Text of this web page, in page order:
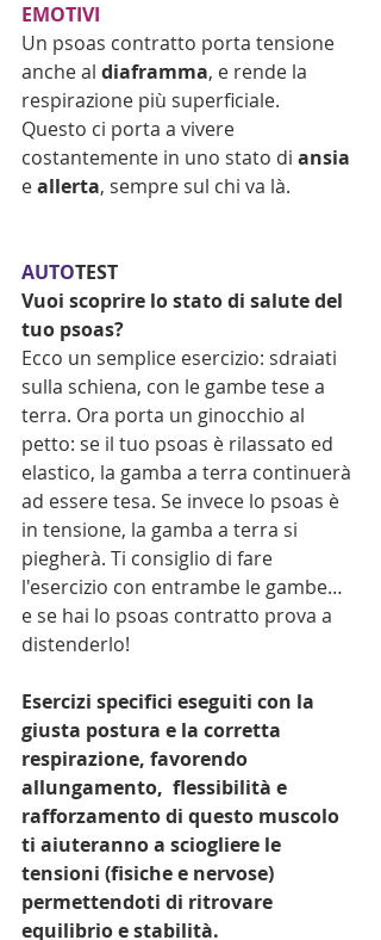
EMOTIVI
Un psoas contratto porta tensione
anche al diaframma, e rende la
respirazione più superficiale.
Questo ci porta a vivere
costantemente in uno stato di ansia
e allerta, sempre sul chi va là.
AUTOTEST
Vuoi scoprire lo stato di salute del
tuo psoas?
Ecco un semplice esercizio: sdraiati
sulla schiena, con le gambe tese a
terra. Ora porta un ginocchio al
petto: se il tuo psoas è rilassato ed
elastico, la gamba a terra continuerà
ad essere tesa. Se invece lo psoas è
in tensione, la gamba a terra si
piegherà. Ti consiglio di fare
l'esercizio con entrambe le gambe…
e se hai lo psoas contratto prova a
distenderlo!
Esercizi specifici eseguiti con la
giusta postura e la corretta
respirazione, favorendo
allungamento,  flessibilità e
rafforzamento di questo muscolo
ti aiuteranno a sciogliere le
tensioni (fisiche e nervose)
permettendoti di ritrovare
equilibrio e stabilità.